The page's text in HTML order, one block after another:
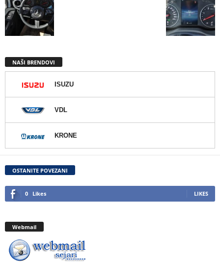
NAŠI BRENDOVI
ISUZU
VDL
KRONE
OSTANITE POVEZANI
0 Likes LIKES
Webmail